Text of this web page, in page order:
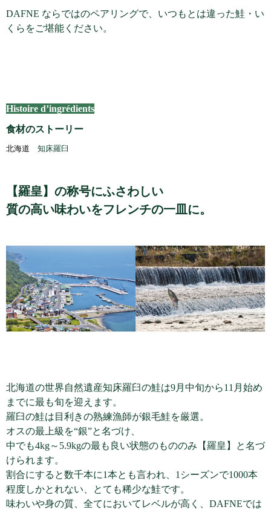
DAFNE ならではのペアリングで、いつもとは違った鮭・い
くらをご堪能ください。
Histoire d’ingrédients
食材のストーリー
北海道 知床羅臼
【羅皇】の称号にふさわしい
質の高い味わいをフレンチの一皿に。
北海道の世界自然遺産知床羅臼の鮭は9月中旬から11月始め
までに最も旬を迎えます。
羅臼の鮭は目利きの熟練漁師が銀毛鮭を厳選。
オスの最上級を“銀”と名づけ、
中でも4kg～5.9kgの最も良い状態のもののみ【羅皇】と名づ
けられます。
割合にすると数千本に1本とも言われ、1シーズンで1000本
程度しかとれない、とても稀少な鮭です。
味わいや身の質、全てにおいてレベルが高く、DAFNEでは